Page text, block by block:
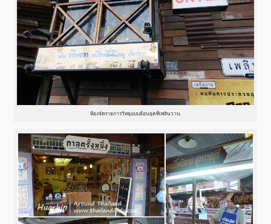
ห้องจัดรายการวิทยุแบบย้อนยุคที่เพลินวาน